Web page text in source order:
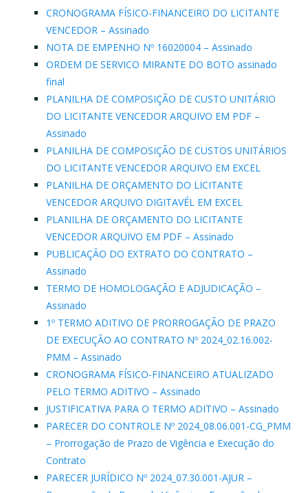
CRONOGRAMA FÍSICO-FINANCEIRO DO LICITANTE
VENCEDOR – Assinado
NOTA DE EMPENHO Nº 16020004 – Assinado
ORDEM DE SERVICO MIRANTE DO BOTO assinado
final
PLANILHA DE COMPOSIÇÃO DE CUSTO UNITÁRIO
DO LICITANTE VENCEDOR ARQUIVO EM PDF –
Assinado
PLANILHA DE COMPOSIÇÃO DE CUSTOS UNITÁRIOS
DO LICITANTE VENCEDOR ARQUIVO EM EXCEL
PLANILHA DE ORÇAMENTO DO LICITANTE
VENCEDOR ARQUIVO DIGITAVÉL EM EXCEL
PLANILHA DE ORÇAMENTO DO LICITANTE
VENCEDOR ARQUIVO EM PDF – Assinado
PUBLICAÇÃO DO EXTRATO DO CONTRATO –
Assinado
TERMO DE HOMOLOGAÇÃO E ADJUDICAÇÃO –
Assinado
1º TERMO ADITIVO DE PRORROGAÇÃO DE PRAZO
DE EXECUÇÃO AO CONTRATO Nº 2024_02.16.002-
PMM – Assinado
CRONOGRAMA FÍSICO-FINANCEIRO ATUALIZADO
PELO TERMO ADITIVO – Assinado
JUSTIFICATIVA PARA O TERMO ADITIVO – Assinado
PARECER DO CONTROLE Nº 2024_08.06.001-CG_PMM
– Prorrogação de Prazo de Vigência e Execução do
Contrato
PARECER JURÍDICO Nº 2024_07.30.001-AJUR –